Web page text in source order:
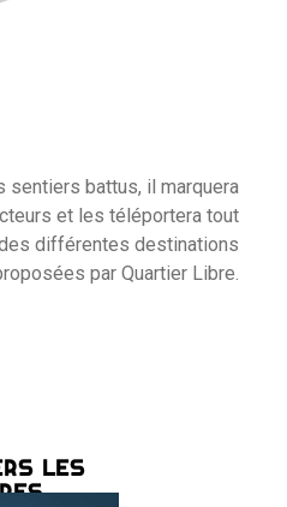
sentiers battus, il marquera
et les téléportera tout
différentes destinations
par Quartier Libre.
LES